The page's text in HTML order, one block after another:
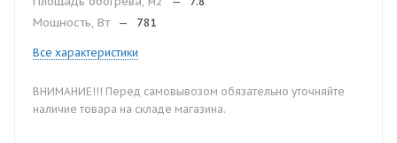
Мощность, Вт
— 781
Все характеристики
ВНИМАНИЕ!!! Перед самовывозом обязательно уточняйте
наличие товара на складе магазина.